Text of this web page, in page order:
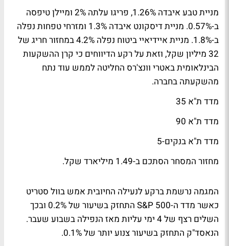
מניית טבע איבדה 1.26%, פריגו עלתה 2% ומיילן טיפסה
ב-0.57%. מניית דיסקונט איבדה 1.3% ומזרחי טפחות נפלה
ב-1.8%. מניית איידיאיי ביטוח נפלה 4.2% במחזור חריג של
32 מיליון שקל, וזאת על רקע הדיווחים כי קרן ההשקעות
הבינלאומית באטרי וונצ'רס החליטה לממש עוד נתח
מהשקעתה בחברה.
מדד ת"א 35
מדד ת"א 90
מדד ת"א בנקים-5
מחזור המסחר הסתכם ב-1.49 מיליארד שקל.
המגמה נרשמת ברקע לנעילה החיובית אמש בוול סטריט
כאשר מדד ה-S&P 500 התחזק בשיעור של 0.2% ובכך
השלים רצף של 4 ימי עליות מאז הנפילה בשבוע שעבר.
הנאסד"ק התחזק בשיעור צנוע יותר של 0.1%.